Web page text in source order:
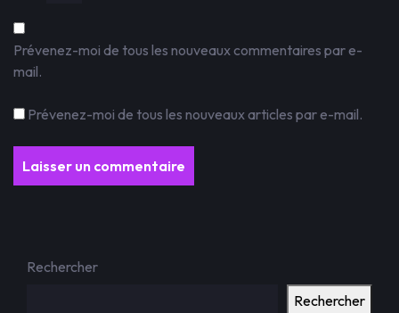
Prévenez-moi de tous les nouveaux commentaires par e-
mail.
Prévenez-moi de tous les nouveaux articles par e-mail.
Rechercher
Rechercher